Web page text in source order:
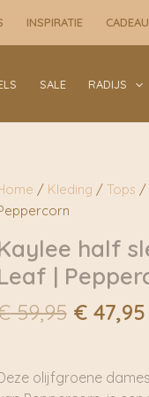
INSPIRATIE
SALE RADIJS
/ Kleding / Tops /
half
|
59,95
€ 59,95.
€47,95
olijfgroene